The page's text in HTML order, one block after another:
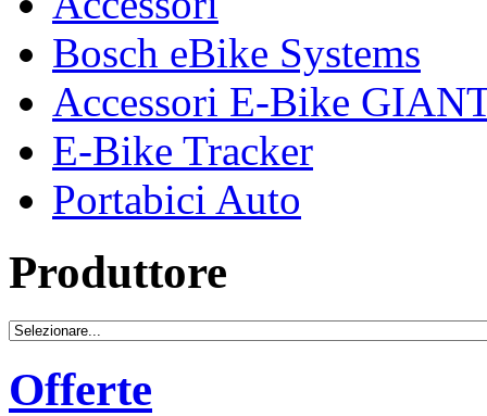
Bosch eBike Systems
Accessori E-Bike
E-Bike Tracker
Portabici Auto
Produttore
Offerte